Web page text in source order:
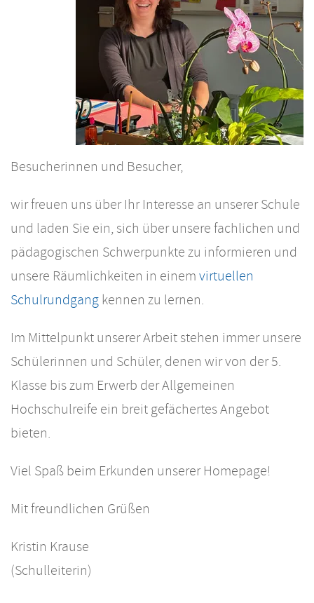
Besucherinnen und Besucher,
wir freuen uns über Ihr Interesse an unserer Schule
und laden Sie ein, sich über unsere fachlichen und
pädagogischen Schwerpunkte zu informieren und
unsere Räumlichkeiten in einemvirtuellen
Schulrundgangkennen zu lernen.
Im Mittelpunkt unserer Arbeit stehen immer unsere
Schülerinnen und Schüler, denen wir von der 5.
Klasse bis zum Erwerb der Allgemeinen
Hochschulreife ein breit gefächertes Angebot
bieten.
Viel Spaß beim Erkunden unserer Homepage!
Mit freundlichen Grüßen
Kristin Krause
(Schulleiterin)